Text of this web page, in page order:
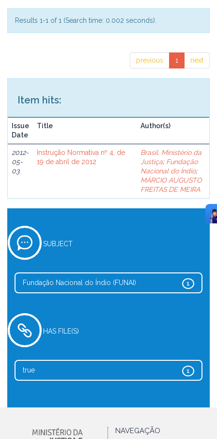
Results 1-1 of 1 (Search time: 0.002 seconds).
previous 1 next
Item hits:
Issue
Date
Title Author(s)
2012-
05-
03
Instrução Normativa nº 4, de
19 de abril de 2012
Brasil. Ministério da
Justiça; Fundação
Nacional do Índio;
MÁRCIO AUGUSTO
FREITAS DE MEIRA
SUBJECT
1
Fundação Nacional do Índio (FUNAI)
HAS FILE(S)
1
true
NAVEGAÇÃO